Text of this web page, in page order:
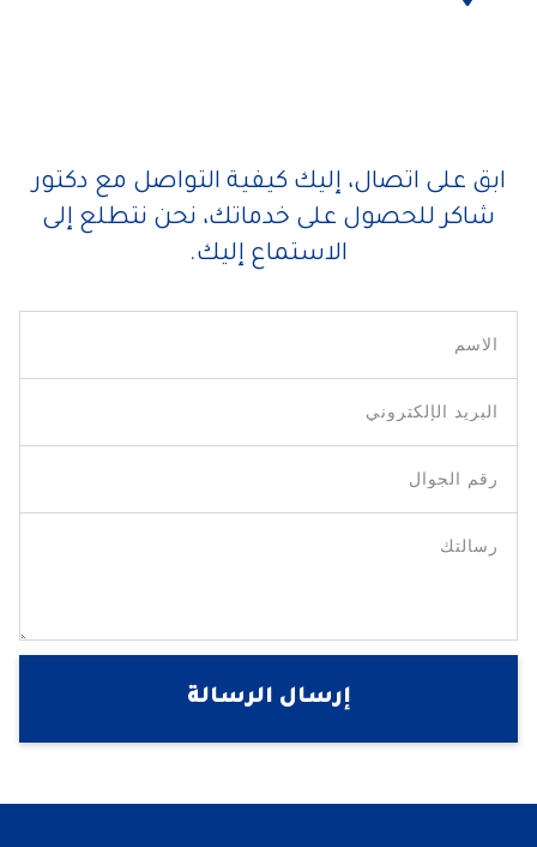
ابق على اتصال، إليك كيفية التواصل مع دكتور
شاكر للحصول على خدماتك، نحن نتطلع إلى
الاستماع إليك.
إرسال الرسالة